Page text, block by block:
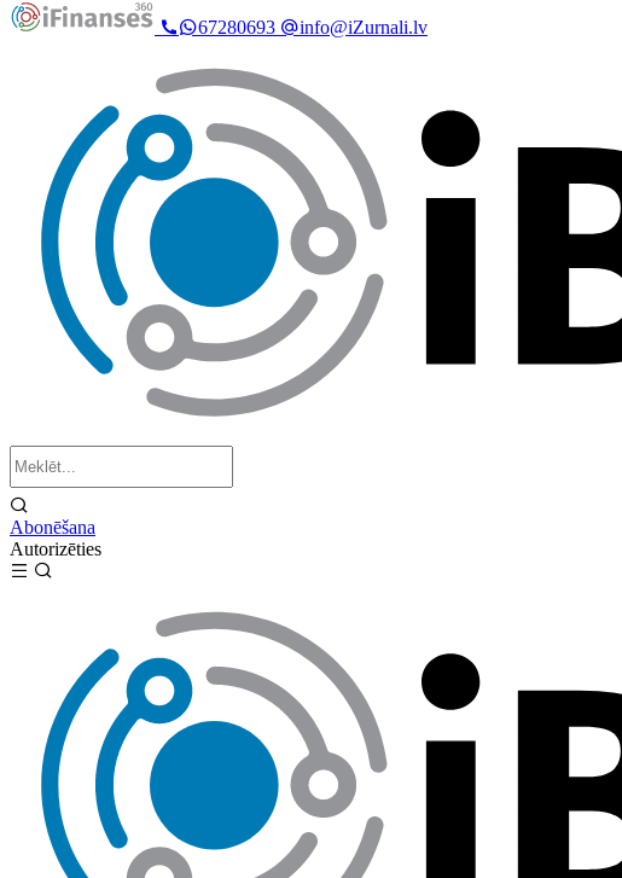
67280693
info@iZurnali.lv
Abonēšana
Autorizēties